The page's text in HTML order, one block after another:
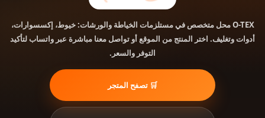
O-TEXمحل متخصص في مستلزمات الخياطة والورشات: خيوط، إكسسوارات،
أدوات وتغليف. اختر المنتج من الموقع أو تواصل معنا مباشرة عبر واتساب لتأكيد
التوفر والسعر.
🛒 تصفح المتجر